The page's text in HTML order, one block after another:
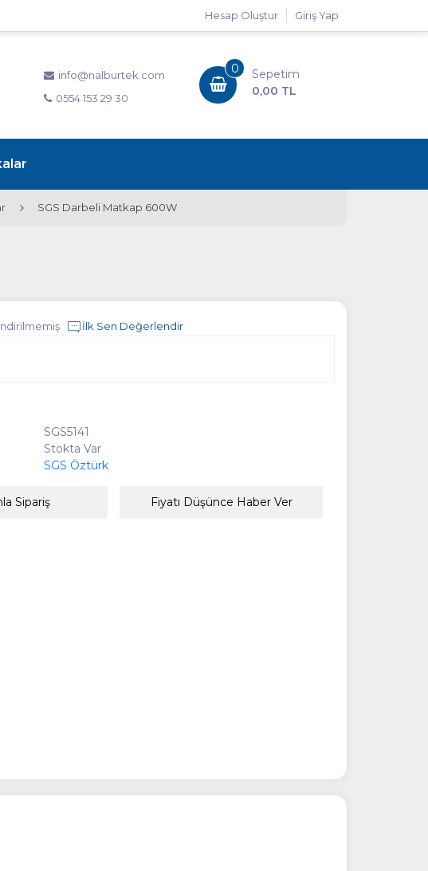
Giriş Yap
Hesap Oluştur
info@nalburtek.com
0554 153 29 30
0
Sepetim
0,00 TL
SGS Darbeli Matkap 600W
İlk Sen Değerlendir
SGS5141
Stokta Var
SGS Öztürk
Sipariş Fiyatı Düşünce Haber Ver